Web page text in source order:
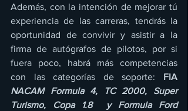
Además, con la intención de mejorar tú
experiencia de las carreras, tendrás la
oportunidad de convivir y asistir a la
firma de autógrafos de pilotos, por si
fuera poco, habrá más competencias
con las categorías de soporte: FIA
NACAM Formula 4, TC 2000, Super
Turismo, Copa 1.8  y Formula Ford